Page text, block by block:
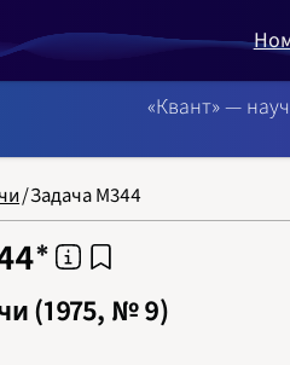
NB:
«Квант» —
/Задача М344
(1975, № 9)